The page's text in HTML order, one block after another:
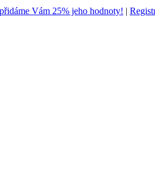
Vám 25% jeho hodnoty! |